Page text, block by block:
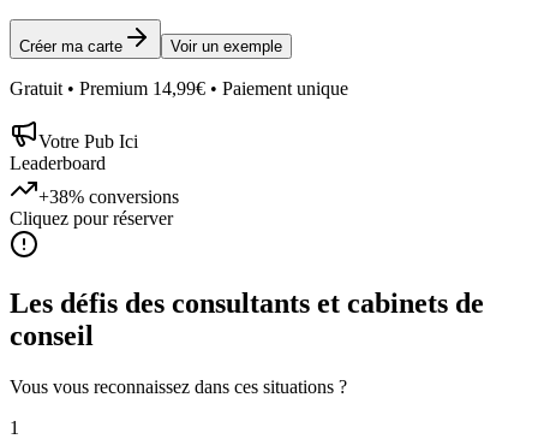
Créer ma carte Voir un exemple
Gratuit • Premium 14,99€ • Paiement unique
Votre Pub Ici
Leaderboard
+38% conversions
Cliquez pour réserver
Les défis des consultants et cabinets de
conseil
Vous vous reconnaissez dans ces situations ?
1